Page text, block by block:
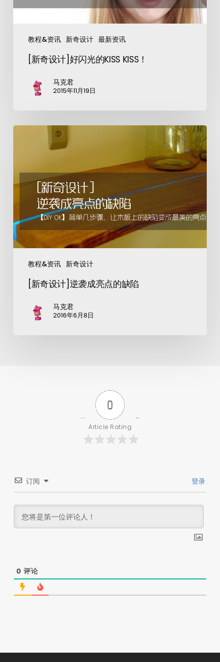
教程&资讯 新奇设计 最新资讯
[新奇设计]好闪光的KISS KISS！
马克君
2015年11月19日
教程&资讯 新奇设计
[新奇设计]逆袭成亮点的缺陷
马克君
2016年6月8日
0
Article Rating
订阅 登录
0 评论